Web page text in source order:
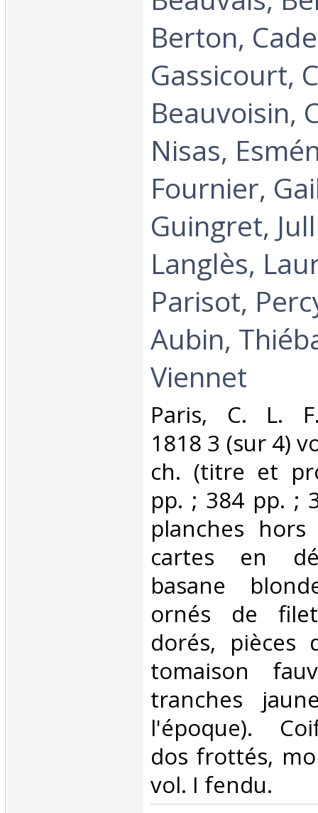
Berton,
Gassicourt,
Beauvoisin,
Nisas,
Fournier,
Guingret,
Langlès,
Parisot,
Aubin,
Viennet‎
‎Paris, C. L.
1818 3 (sur 4)
ch. (titre et
pp. ; 384 pp. ;
planches
cartes en
basane
ornés de
dorés,
tomaison
tranches
l'époque).
dos frottés,
vol. I fendu. ‎